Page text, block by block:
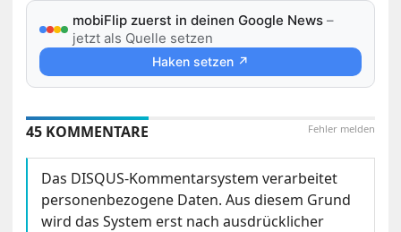
mobiFlip zuerst in deinen Google News –
jetzt als Quelle setzen
Haken setzen ↗
Fehler melden
45 KOMMENTARE
Das DISQUS-Kommentarsystem verarbeitet
personenbezogene Daten. Aus diesem Grund
wird das System erst nach ausdrücklicher